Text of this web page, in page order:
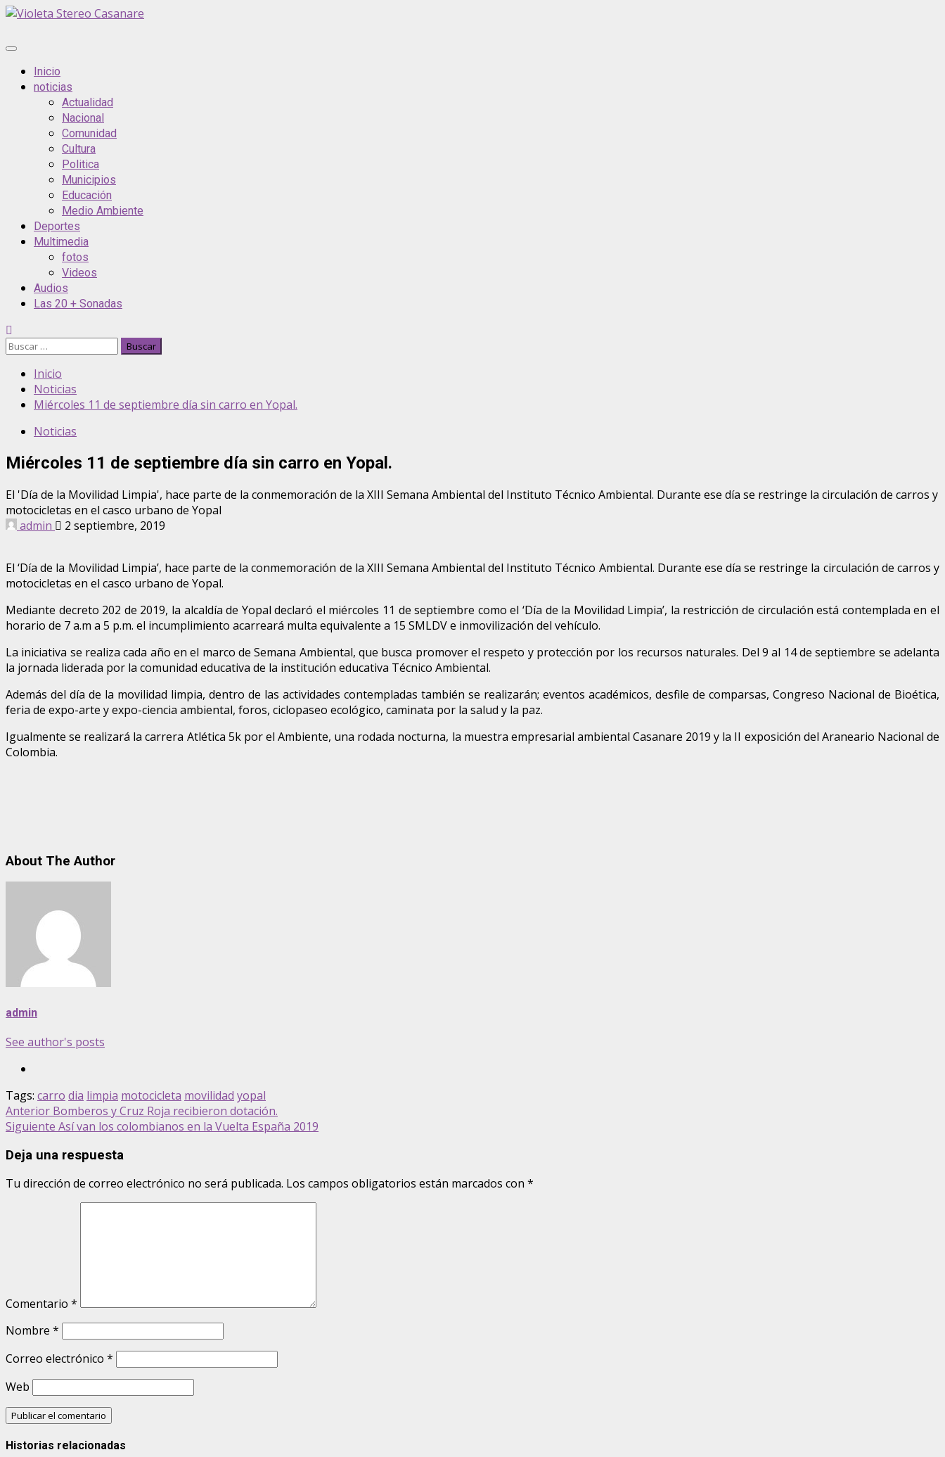
Saltar
contenido
Menú
principalInicio
noticias
Actualidad
Nacional
Comunidad
Cultura
Politica
Municipios
Educación
Medio Ambiente
Deportes
Multimedia
fotos
Videos
Audios
Las 20 + Sonadas
Buscar:
Inicio
Noticias
Miércoles 11 de septiembre día sin carro en Yopal.
Noticias
Miércoles 11 de septiembre día sin carro en Yopal.
El 'Día de la Movilidad Limpia', hace parte de la conmemoración de la XIII Semana Ambiental del Instituto Técnico Ambiental. Durante ese día se restringe la circulación de carros y
motocicletas en el casco urbano de Yopal
admin
2 septiembre, 2019
El ‘Día de la Movilidad Limpia’, hace parte de la conmemoración de la XIII Semana Ambiental del Instituto Técnico Ambiental. Durante ese día se restringe la circulación de carros y
motocicletas en el casco urbano de Yopal.
Mediante decreto 202 de 2019, la alcaldía de Yopal declaró el miércoles 11 de septiembre como el ‘Día de la Movilidad Limpia’, la restricción de circulación está contemplada en el
horario de 7 a.m a 5 p.m. el incumplimiento acarreará multa equivalente a 15 SMLDV e inmovilización del vehículo.
La iniciativa se realiza cada año en el marco de Semana Ambiental, que busca promover el respeto y protección por los recursos naturales. Del 9 al 14 de septiembre se adelanta
la jornada liderada por la comunidad educativa de la institución educativa Técnico Ambiental.
Además del día de la movilidad limpia, dentro de las actividades contempladas también se realizarán; eventos académicos, desfile de comparsas, Congreso Nacional de Bioética,
feria de expo-arte y expo-ciencia ambiental, foros, ciclopaseo ecológico, caminata por la salud y la paz.
Igualmente se realizará la carrera Atlética 5k por el Ambiente, una rodada nocturna, la muestra empresarial ambiental Casanare 2019 y la II exposición del Araneario Nacional de
Colombia.
About The Author
admin
See author's posts
Tags: carro dia limpia motocicleta movilidad yopal
Post
navigation
Anterior Bomberos y Cruz Roja recibieron dotación.
Siguiente Así van los colombianos en la Vuelta España 2019
Deja una respuesta
Tu dirección de correo electrónico no será publicada. Los campos obligatorios están marcados con *
Comentario *
Nombre *
Correo electrónico *
Web
Historias relacionadas